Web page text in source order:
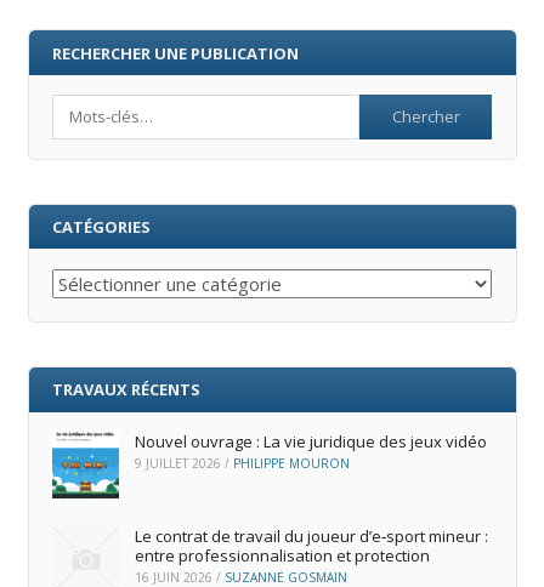
RECHERCHER UNE PUBLICATION
CATÉGORIES
Catégories
TRAVAUX RÉCENTS
Nouvel ouvrage : La vie juridique des jeux vidéo
9 JUILLET 2026 / PHILIPPE MOURON
Le contrat de travail du joueur d’e‑sport mineur :
entre professionnalisation et protection
16 JUIN 2026 / SUZANNE GOSMAIN